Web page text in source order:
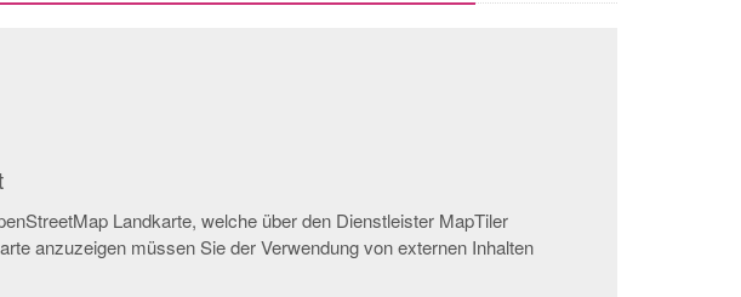
Landkarte, welche über den Dienstleister MapTiler
anzuzeigen müssen Sie der Verwendung von externen Inhalten